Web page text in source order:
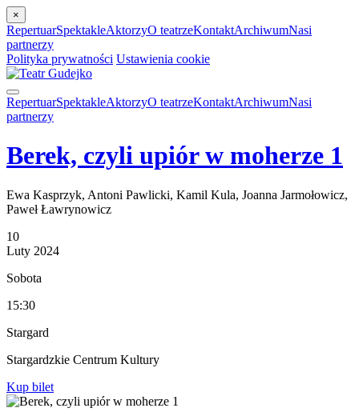
×
RepertuarSpektakleAktorzyO teatrzeKontaktArchiwumNasi
partnerzy
Polityka prywatności Ustawienia cookie
RepertuarSpektakleAktorzyO teatrzeKontaktArchiwumNasi
partnerzy
Berek, czyli upiór w moherze 1
Ewa Kasprzyk, Antoni Pawlicki, Kamil Kula, Joanna Jarmołowicz,
Paweł Ławrynowicz
10
Luty 2024
Sobota
15:30
Stargard
Stargardzkie Centrum Kultury
Kup bilet